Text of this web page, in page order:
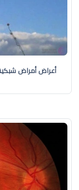
أعراض أمراض شبكية